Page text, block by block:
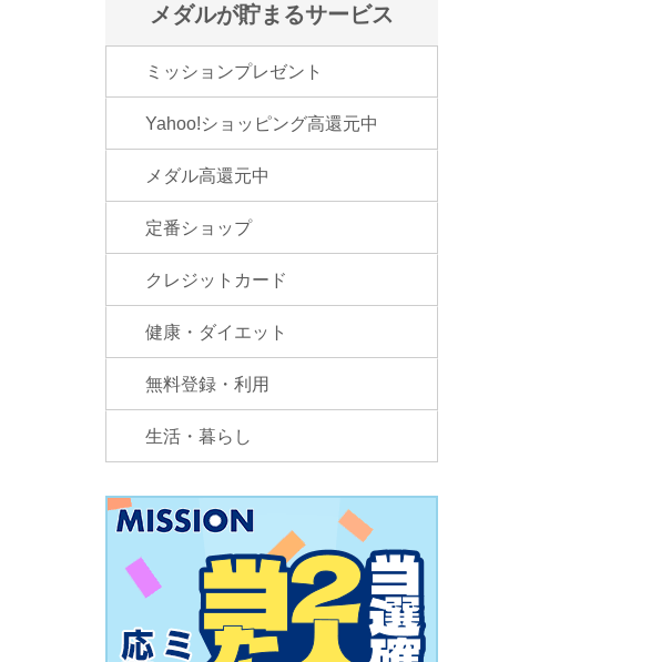
メダルが貯まるサービス
ミッションプレゼント
Yahoo!ショッピング高還元中
メダル高還元中
定番ショップ
クレジットカード
健康・ダイエット
無料登録・利用
生活・暮らし